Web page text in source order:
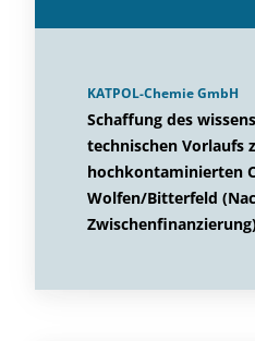
KATPOL-Chemie GmbH
Schaffung des
technischen Vorlaufs
hochkontaminierten
Wolfen/Bitterfeld